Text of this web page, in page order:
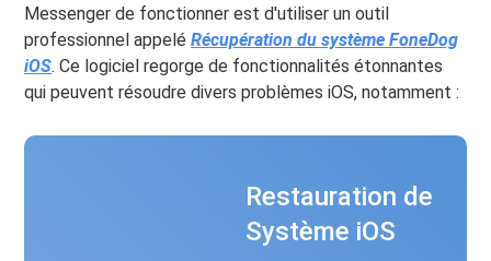
Messenger de fonctionner est d'utiliser un outil
professionnel appeléRécupération du système FoneDog
iOS. Ce logiciel regorge de fonctionnalités étonnantes
qui peuvent résoudre divers problèmes iOS, notamment :
Restauration de
Système iOS